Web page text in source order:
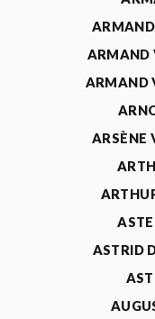
ARMAND
ARMAND
ARMAND
ARSÈNE
ASTRID